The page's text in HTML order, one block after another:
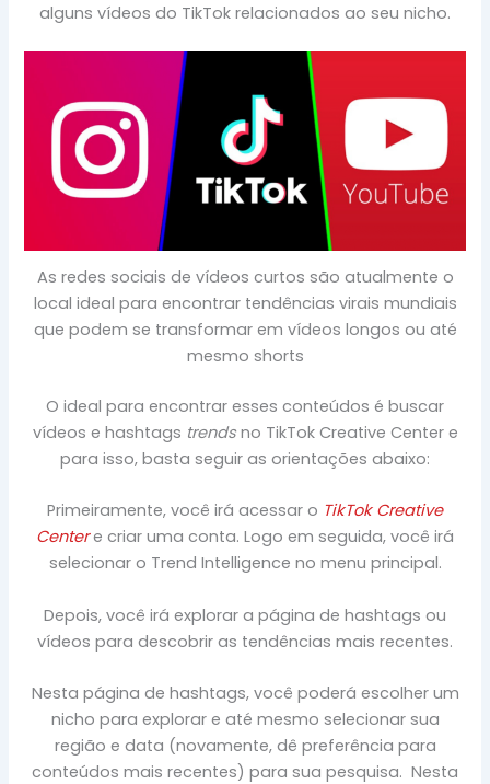
alguns vídeos do TikTok relacionados ao seu nicho.
As redes sociais de vídeos curtos são atualmente o
local ideal para encontrar tendências virais mundiais
que podem se transformar em vídeos longos ou até
mesmo shorts
O ideal para encontrar esses conteúdos é buscar
vídeos e hashtags trendsno TikTok Creative Center e
para isso, basta seguir as orientações abaixo:
Primeiramente, você irá acessar o TikTok Creative
Centere criar uma conta. Logo em seguida, você irá
selecionar o Trend Intelligence no menu principal.
Depois, você irá explorar a página de hashtags ou
vídeos para descobrir as tendências mais recentes.
Nesta página de hashtags, você poderá escolher um
nicho para explorar e até mesmo selecionar sua
região e data (novamente, dê preferência para
conteúdos mais recentes) para sua pesquisa. Nesta